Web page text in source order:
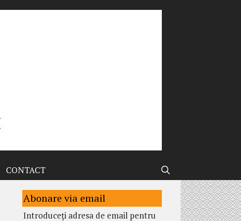
CONTACT
Abonare via email
Introduceți adresa de email pentru